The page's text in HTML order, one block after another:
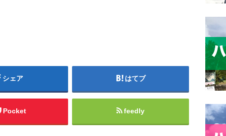
シェア はてブ
Pocket feedly